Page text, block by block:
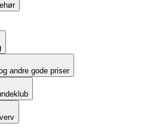
andre gode priser